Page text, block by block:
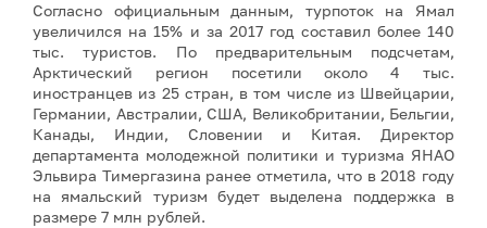
Согласно официальным данным, турпоток на Ямал
увеличился на 15% и за 2017 год составил более 140
тыс. туристов. По предварительным подсчетам,
Арктический регион посетили около 4 тыс.
иностранцев из 25 стран, в том числе из Швейцарии,
Германии, Австралии, США, Великобритании, Бельгии,
Канады, Индии, Словении и Китая. Директор
департамента молодежной политики и туризма ЯНАО
Эльвира Тимергазина ранее отметила, что в 2018 году
на ямальский туризм будет выделена поддержка в
размере 7 млн рублей.